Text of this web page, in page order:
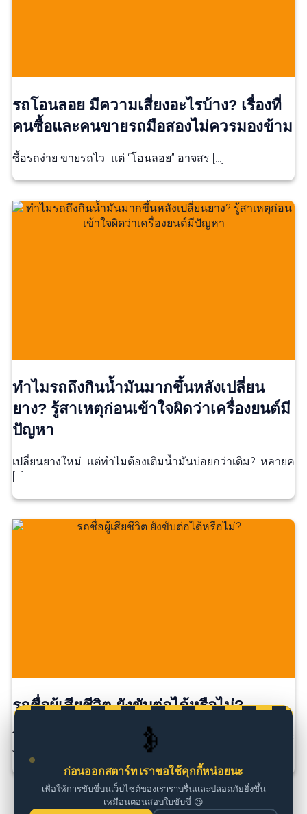
🚗
ก่อนออกสตาร์ท เราขอใช้คุกกี้หน่อยนะ
เพื่อให้การขับขี่บนเว็บไซต์ของเราราบรื่นและปลอดภัยยิ่งขึ้น
เหมือนตอนสอบใบขับขี่ 😉
รถโอนลอย มีความเสี่ยงอะไรบ้าง? เรื่องที่
คนซื้อและคนขายรถมือสองไม่ควรมองข้าม
ซื้อรถง่าย ขายรถไว…แต่ “โอนลอย” อาจสร […]
ทำไมรถถึงกินน้ำมันมากขึ้นหลังเปลี่ยน
ยาง? รู้สาเหตุก่อนเข้าใจผิดว่าเครื่องยนต์มี
ปัญหา
เปลี่ยนยางใหม่ แต่ทำไมต้องเติมน้ำมันบ่อยกว่าเดิม? หลายค
[…]
รถชื่อผู้เสียชีวิต ยังขับต่อได้หรือไม่?
โดยทั่วไป รถยังสามารถใช้งานได้ หากมีภาษีรถยนต์และ
พ.ร.บ […]